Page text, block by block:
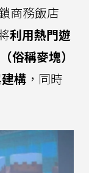
商務飯店
利用熱門遊
稱麥塊）
構 ，同時